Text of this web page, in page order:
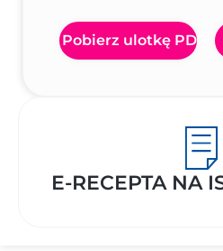
Pobierz ulotkę PDF
E-RECEPTA NA